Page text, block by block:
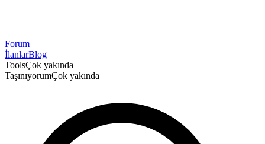
Forum
İlanlarBlog
ToolsÇok yakında
TaşınıyorumÇok yakında